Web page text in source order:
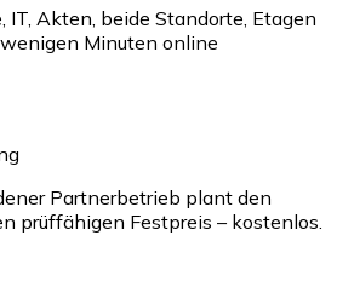
IT, Akten, beide Standorte, Etagen
Minuten online
Partnerbetrieb plant den
prüffähigen Festpreis – kostenlos.